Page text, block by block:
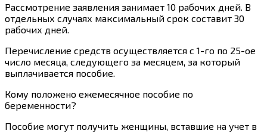
Рассмотрение заявления занимает 10 рабочих дней. В
отдельных случаях максимальный срок составит 30
рабочих дней.
Перечисление средств осуществляется с 1-го по 25-ое
число месяца, следующего за месяцем, за который
выплачивается пособие.
Кому положено ежемесячное пособие по
беременности?
Пособие могут получить женщины вставшие на учет в